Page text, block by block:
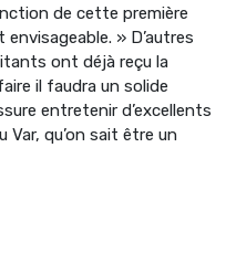
de cette première
» D’autres
ont déjà reçu la
il faudra un solide
entretenir d’excellents
Var, qu’on sait être un